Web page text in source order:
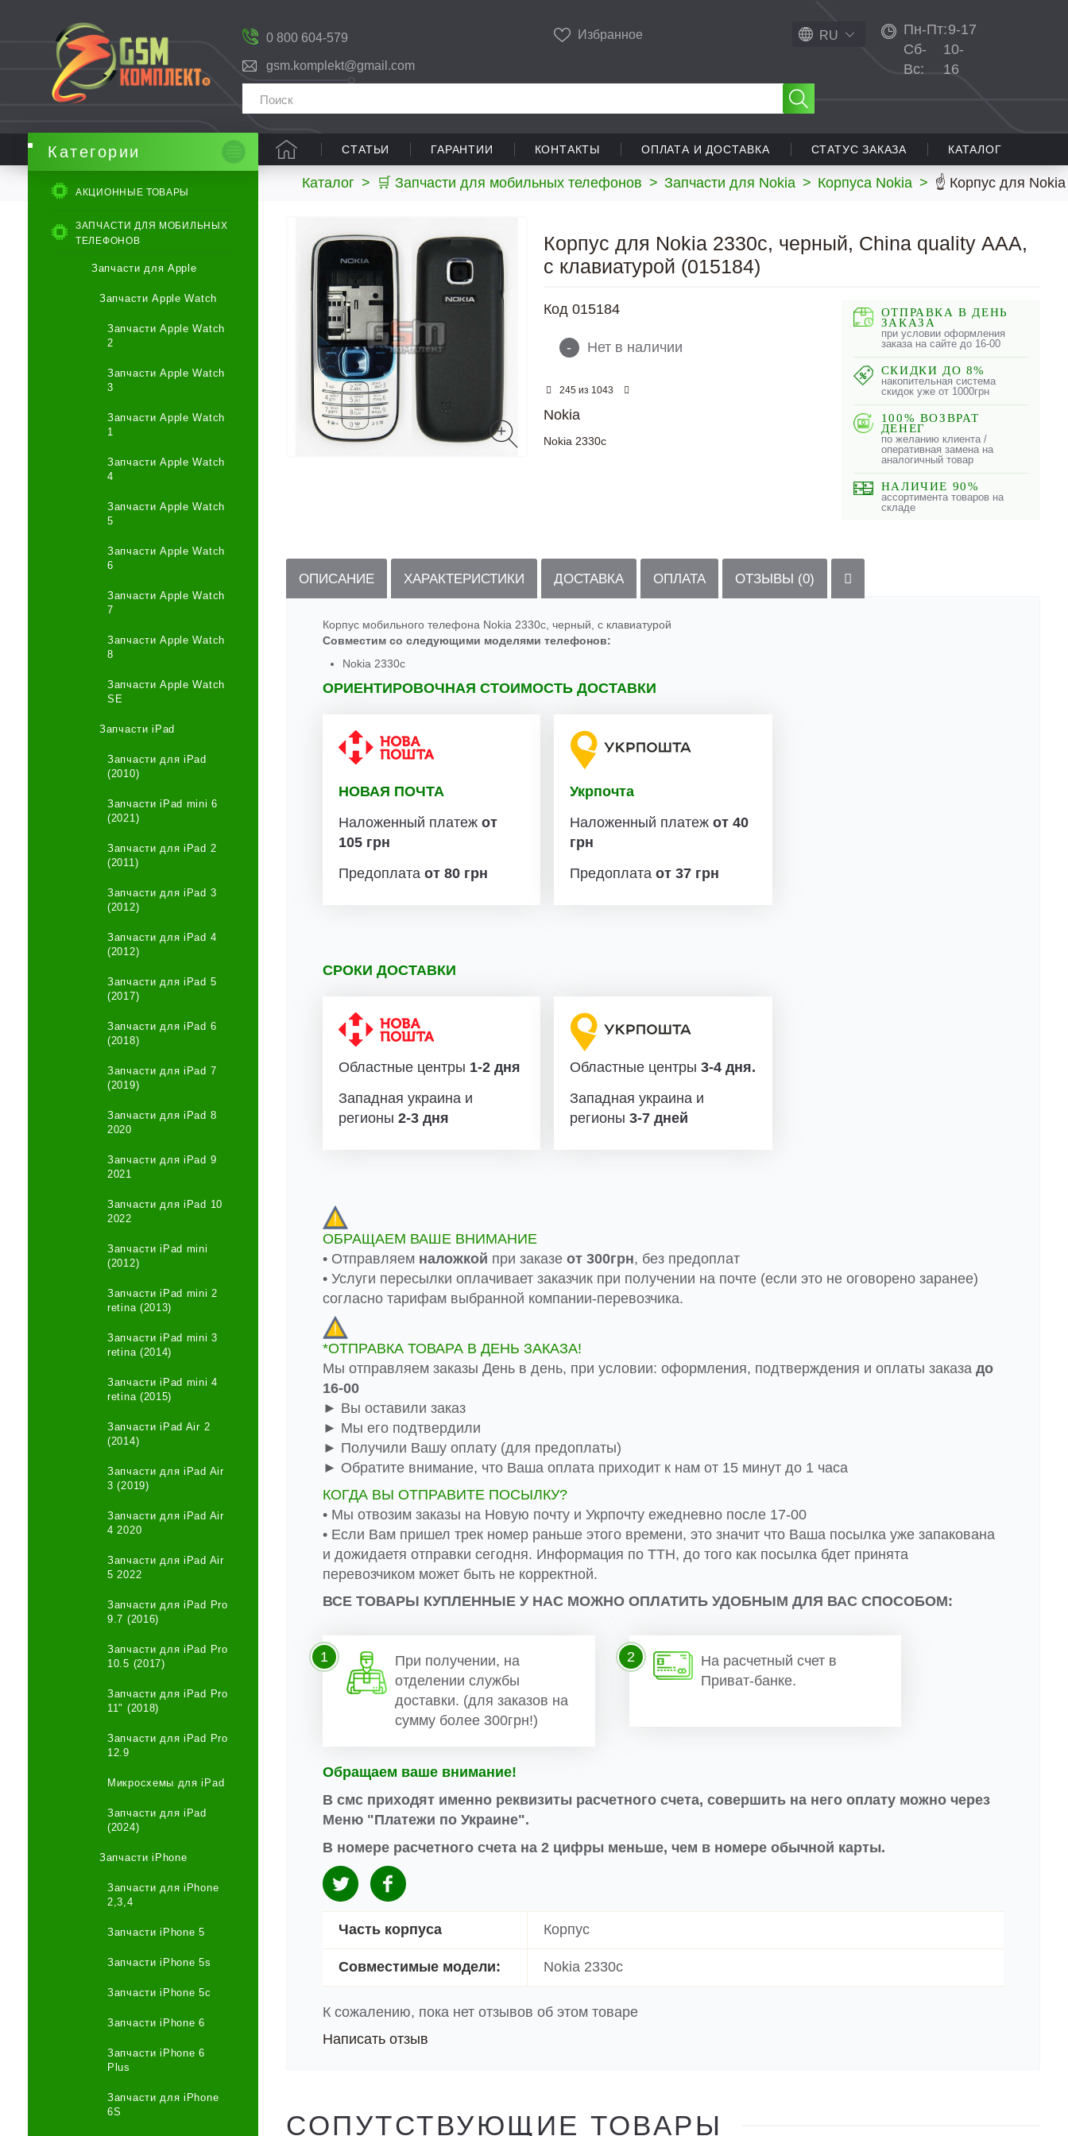
0 800 604-579
gsm.komplekt@gmail.com
Избранное RU Пн-Пт:9-17
Сб-
Вс:
10-
16
СТАТЬИ ГАРАНТИИ КОНТАКТЫ ОПЛАТА И ДОСТАВКА СТАТУС ЗАКАЗА КАТАЛОГ
Каталог > 🛒 Запчасти для мобильных телефонов > Запчасти для Nokia > Корпуса Nokia > ☝ Корпус для
Категории
АКЦИОННЫЕ ТОВАРЫ
ЗАПЧАСТИ ДЛЯ МОБИЛЬНЫХ
ТЕЛЕФОНОВ
Запчасти для Apple
Запчасти Apple Watch
Запчасти Apple Watch
2
Запчасти Apple Watch
3
Запчасти Apple Watch
1
Запчасти Apple Watch
4
Запчасти Apple Watch
5
Запчасти Apple Watch
6
Запчасти Apple Watch
7
Запчасти Apple Watch
8
Запчасти Apple Watch
SE
Запчасти iPad
Запчасти для iPad
(2010)
Запчасти iPad mini 6
(2021)
Запчасти для iPad 2
(2011)
Запчасти для iPad 3
(2012)
Запчасти для iPad 4
(2012)
Запчасти для iPad 5
(2017)
Запчасти для iPad 6
(2018)
Запчасти для iPad 7
(2019)
Запчасти для iPad 8
2020
Запчасти для iPad 9
2021
Запчасти для iPad 10
2022
Запчасти iPad mini
(2012)
Запчасти iPad mini 2
retina (2013)
Запчасти iPad mini 3
retina (2014)
Запчасти iPad mini 4
retina (2015)
Запчасти iPad Air 2
(2014)
Запчасти для iPad Air
3 (2019)
Запчасти для iPad Air
4 2020
Запчасти для iPad Air
5 2022
Запчасти для iPad Pro
9.7 (2016)
Запчасти для iPad Pro
10.5 (2017)
Запчасти для iPad Pro
11" (2018)
Запчасти для iPad Pro
12.9
Микросхемы для iPad
Запчасти для iPad
(2024)
Запчасти iPhone
Запчасти для iPhone
2,3,4
Запчасти iPhone 5
Запчасти iPhone 5s
Запчасти iPhone 5c
Запчасти iPhone 6
Запчасти iPhone 6
Plus
Запчасти для iPhone
6S
Корпус для Nokia 2330c, черный, China quality ААА,
с клавиатурой (015184)
Код 015184
- Нет в наличии
245из 1043
Nokia
Nokia 2330c
ОТПРАВКА В ДЕНЬ
ЗАКАЗА
при условии оформления
заказа на сайте до 16-00
СКИДКИ ДО 8%
накопительная система
скидок уже от 1000грн
100% ВОЗВРАТ
ДЕНЕГ
по желанию клиента /
оперативная замена на
аналогичный товар
НАЛИЧИЕ 90%
ассортимента товаров на
складе
ОПИСАНИЕ ХАРАКТЕРИСТИКИ ДОСТАВКА ОПЛАТА ОТЗЫВЫ (0)
Корпус мобильного телефона Nokia 2330c, черный, с клавиатурой
Совместим со следующими моделями телефонов:
Nokia 2330c
ОРИЕНТИРОВОЧНАЯ СТОИМОСТЬ ДОСТАВКИ
НОВАЯ ПОЧТА
Наложенный платеж от
105 грн
Предоплата от 80 грн
Укрпочта
Наложенный платежот 40
грн
Предоплатаот 37 грн
СРОКИ ДОСТАВКИ
Областные центры 1-2 дня
Западная украина и
регионы 2-3 дня
Областные центры 3-4 дня.
Западная украина и
регионы 3-7 дней
ОБРАЩАЕМ ВАШЕ ВНИМАНИЕ
• Отправляем наложкой при заказе от 300грн, без предоплат
• Услуги пересылки оплачивает заказчик при получении на почте (если это не оговорено заранее)
согласно тарифам выбранной компании-перевозчика.
*ОТПРАВКА ТОВАРА В ДЕНЬ ЗАКАЗА!
Мы отправляем заказы День в день, при условии: оформления, подтверждения и оплаты заказа до
16-00
► Вы оставили заказ
► Мы его подтвердили
► Получили Вашу оплату (для предоплаты)
► Обратите внимание, что Ваша оплата приходит к нам от 15 минут до 1 часа
КОГДА ВЫ ОТПРАВИТЕ ПОСЫЛКУ?
• Мы отвозим заказы на Новую почту и Укрпочту ежедневно после 17-00
• Если Вам пришел трек номер раньше этого времени, это значит что Ваша посылка уже запакована
и дожидаетя отправки сегодня. Информация по ТТН, до того как посылка бдет принята
перевозчиком может быть не корректной.
ВСЕ ТОВАРЫ КУПЛЕННЫЕ У НАС МОЖНО ОПЛАТИТЬ УДОБНЫМ ДЛЯ ВАС СПОСОБОМ:
При получении, на
отделении службы
доставки. (для заказов на
сумму более 300грн!)
1
На расчетный счет в
Приват-банке.
2
Обращаем ваше внимание!
В смс приходят именно реквизиты расчетного счета, совершить на него оплату можно через
Меню "Платежи по Украине".
В номере расчетного счета на 2 цифры меньше, чем в номере обычной карты.
Часть корпуса Корпус
Совместимые модели: Nokia 2330c
К сожалению, пока нет отзывов об этом товаре
Написать отзыв
СОПУТСТВУЮЩИЕ ТОВАРЫ